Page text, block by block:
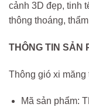
cảnh 3D đẹp, tinh
thông thoáng,
THÔNG TIN SẢN
Thông gió xi măng
Mã sản phẩm: